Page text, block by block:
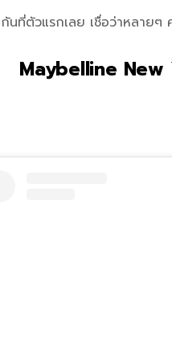
กันที่ตัวแรกเลย เชื่อว่าหลาย
Maybelline